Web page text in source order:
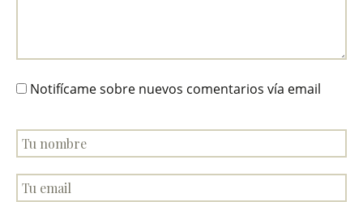
Notifícame sobre nuevos comentarios vía email